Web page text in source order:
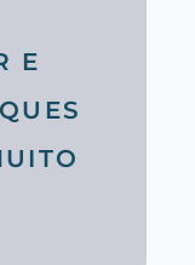
E